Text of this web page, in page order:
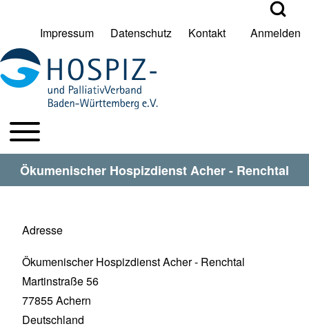
Suche Schließen
Suche
User account menu
Impressum Datenschutz Kontakt Anmelden
HPV BW Hauptmenu
Toggle main menu
Ökumenischer Hospizdienst Acher - Renchtal
Adresse
Ökumenischer Hospizdienst Acher - Renchtal
Martinstraße 56
77855Achern
Deutschland